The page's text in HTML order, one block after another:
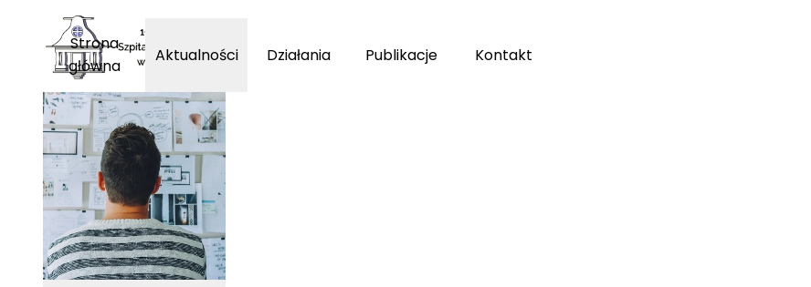
Strona
główna
Aktualności Działania Publikacje Kontakt